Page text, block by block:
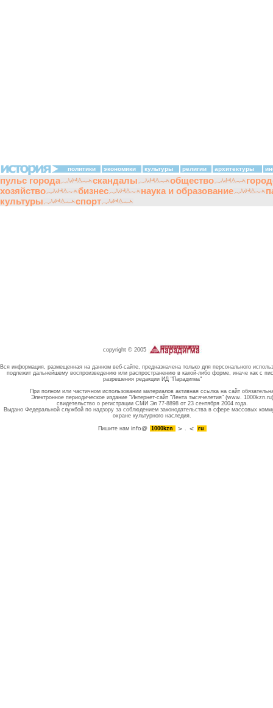
политики экономики культуры религии архитектуры
пульс города скандалы общество
хозяйство
бизнес наука и образование
культуры
спорт
copyright © 2005
Вся информация, размещенная на данном веб-сайте, предназначена только для персонального
подлежит дальнейшему воспроизведению или распространению в какой-либо форме, иначе как с
разрешения редакции ИД "Парадигма"
При полном или частичном использовании материалов активная ссылка на сайт
Электронное периодическое издание "Интернет-сайт "Лента тысячелетия" (www. 1000kzn.ru)
свидетельство о регистрации СМИ Эл 77-8898 от 23 сентября 2004 года.
Выдано Федеральной службой по надзору за соблюдением законодательства в сфере массовых
охране культурного наследия.
Пишите намinfo@ 1000kzn . ru